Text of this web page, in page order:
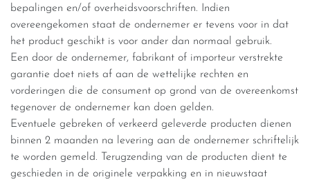
bepalingen en/of overheidsvoorschriften. Indien
overeengekomen staat de ondernemer er tevens voor in dat
het product geschikt is voor ander dan normaal gebruik.
Een door de ondernemer, fabrikant of importeur verstrekte
garantie doet niets af aan de wettelijke rechten en
vorderingen die de consument op grond van de overeenkomst
tegenover de ondernemer kan doen gelden.
Eventuele gebreken of verkeerd geleverde producten dienen
binnen 2 maanden na levering aan de ondernemer schriftelijk
te worden gemeld. Terugzending van de producten dient te
geschieden in de originele verpakking en in nieuwstaat